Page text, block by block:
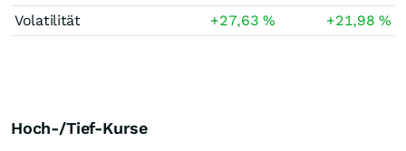
Volatilität
+27,63% +21,98%
Hoch-/Tief-Kurse